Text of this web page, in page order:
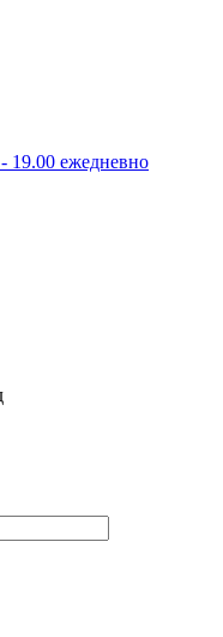
19.00 ежедневно